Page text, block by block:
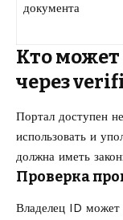
документа
Кто может
через
Портал доступен
использовать и
должна иметь
Проверка
Владелец ID может